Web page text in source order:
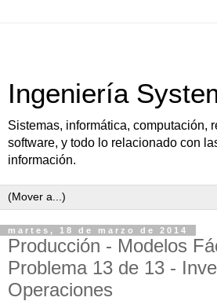
Ingeniería
Sistemas, informática, computación,
software, y todo lo relacionado con
información.
martes, 18 de marzo de 2014
Producción - Modelos
Problema 13 de 13 -
Operaciones